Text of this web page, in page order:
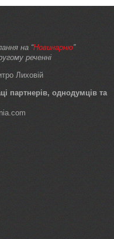
на “Новинарню”
реченні
Лиховій
партнерів, однодумців та